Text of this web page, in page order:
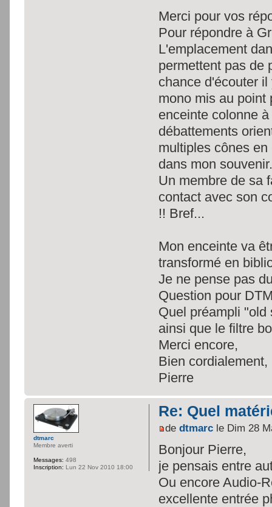
Merci pour vos
Pour répondre à
L'emplacement
permettent pas de
chance d'écouter
mono mis au point
enceinte colonne
débattements
multiples cônes
dans mon
Un membre de sa
contact avec son
!! Bref...
Mon enceinte va
transformé en
Je ne pense pas
Question pour
Quel préampli
ainsi que le filtre
Merci encore,
Bien cordialement,
Pierre
Re: Quel
dedtmarc le Dim 28
Bonjour Pierre,
je pensais entre
Ou encore Audio-
excellente entrée
dtmarc
Membre averti
Messages: 498
Inscription: Lun 22 Nov 2010 18:00